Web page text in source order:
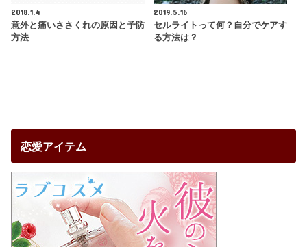
2018.1.4
意外と痛いささくれの原因と予防
方法
2019.5.16
セルライトって何？自分でケアす
る方法は？
恋愛アイテム